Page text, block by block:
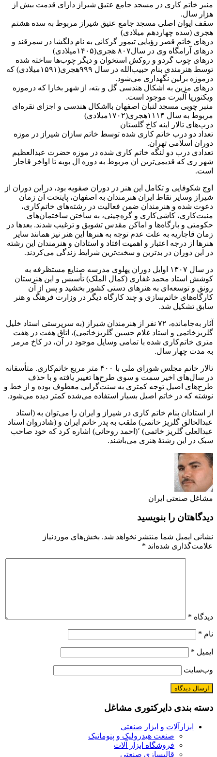
منبر خاتم کاری در مسجد جامع عتیق شیراز دارای قدمت بیش از
هزار سال.
سقف ایوان اصلی مسجد جامع عتیق شیراز مربوط به سده هشتم
هجری (سده چهاردهم میلادی)
درهای خاتم قصر رؤیایی تیمور گرکانی به نام دلگشا در سمرقند و
درهای آرامگاه وی در سال۸۰۷ هجری(۱۴۰۵میلادی)
درهای چوب گردو و روکش استخوان و دیگر چوب‌ها ساخته شده
توسط هنرمندی بنام حبیب‌الله در سال ۹۹۹هجری(۱۵۹۱میلادی) که
درموزه برلین نگهداری می‌شود.
درهای مزین به اشکال هندسی گل و بته، از شهر بخارا که درموزه
ویکتوریا آلبرت موجود است.
منبر چوبی مسجد لنبان اصفهان بااشکال هندسی و اجزای نقره‌ای
مربوط به سال ۱۱۱۴هجری(۱۷۰۲میلادی)
درب‌های تالار اینه کاخ گلستان
تعداد دو درب خاتم کاری شده توسط خاتم سازان شیراز در موزه
دوران اسلامی تهران.
تعدادی درب دو لنگه خاتم کاری شده در موزه حضرت عبدالعظیم
شهر ری که قدیمی‌ترین ان مربوط به دوره ال بویه تا اواخر قاجار
است.
اوج شکوفایی و تکامل این هنر در دوران صفویه بود، در این دوران از
شیراز وسایر نقاط ایران هنرمندان به اصفهان، پایتخت آن زمان
دعوت شده و هنرمندان ضمن فعالیت در رشته‌های خاتم‌کاری،
منبت‌کاری، کاشی‌کاری و گره‌چینی، به ساختن ساختمان‌های
حکومتی و بارگاه‌ها و اماکن مقدس تشویق و ترغیب شدند. بعدها در
زمان قاجاریه به علت عدم توجه به هنرها این هنر نیز همانند سایر
هنرها از درجه اعتبار و اهمیت افتاد و استادان و هنرمندان این رشته
در این دوران در بدترین و سخت‌ترین شرایط زندگی می‌کردند.
در سال ۱۳۰۷ اوایل دوران پهلوی مدرسه صنایع مستظرفه به
کوشش استاد محمد غفاری (کمال الملک) تأسیس و این هنرستان
رونق و توسعه‌ای به هنرهای دستی کشور بخشید و پس از آن
کارگاه‌های خاتم‌سازی و چند کارگاه دیگر در وزارت فرهنگ و هنر
سابق تشکیل شد.
آثار به‌جامانده، ۷۲ نفر از هنرمندان شیراز (به سرپرستی استاد خلیل
گلریزخاتمی و استاد غلام حسین گلریزخاتمی)، اتاق هفت در هفت
متری خاتم‌کاری شده با تمامی وسایل موجود در آن، در کاخ مرمر
به مدت چهار سال.
تالار خاتم مجلس شورای ملی با ۴۰۰ متر مربع خاتم‌کاری. متأسفانه
در سال‌های اخیر سمت و سوی طرح‌ها تغییر یافته و با حذف
طرح‌های اصیل توجه کمتری به سنت‌گرایی معطوف بوده و از خط و
نوشته که در خاتم اصیل بسیار استفاده می‌شده کمتر دیده می‌شود.
از استادان بنام خاتم کاری در شیراز و ایران را می‌توان به (استاد
عبدالخالق گلریز خاتمی) ملقب به پدر خاتم ایران و (شادروان استاد
عبدالعلی گلریز خاتمی) ٬(احمد روحانی) اشاره کرد که خود صاحب
سبک در این رشتهٔ هنری می‌باشند.
مشاغل صنعتی ایران
دیدگاهتان را بنویسید
نشانی ایمیل شما منتشر نخواهد شد. بخش‌های موردنیاز
علامت‌گذاری شده‌اند *
دیدگاه *
نام *
ایمیل *
وب‌سایت
دسته بندی دایرکتوری مشاغل
ابزارآلات و ابزار صنعتی
صنعت هیدرولیک و پنوماتیک
فروشگاه ابزار آلات
قالبسازی صنعتی